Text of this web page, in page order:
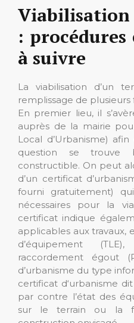
: procédures
à suivre
La viabilisation d’un
remplissage de
En premier lieu, il
auprès de la mairie
Local d’Urbanisme)
question se trouve
constructible. On peut
d’un certificat
fourni gratuitement)
nécessaires pour la
certificat indique
applicables aux travaux,
d’équipement
raccordement égout
d’urbanisme du type
certificat d‘urbanisme
par contre l’état des
sur le terrain ou la